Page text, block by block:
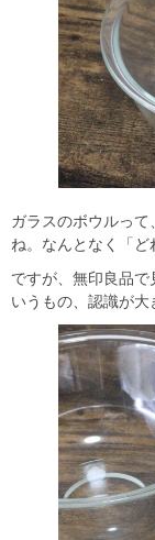
ガラスのボウルっ
ね。なんとなく「ど
ですが、無印良品
いうもの、認識が大